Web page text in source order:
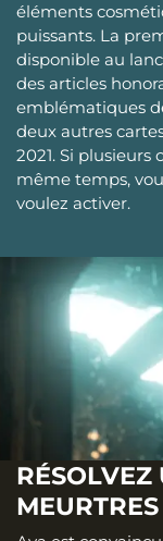
éléments
puissants. La
disponible au
des articles
emblématiques
deux autres
2021. Si plusieurs
même temps,
voulez activer.
RÉSOLVEZ